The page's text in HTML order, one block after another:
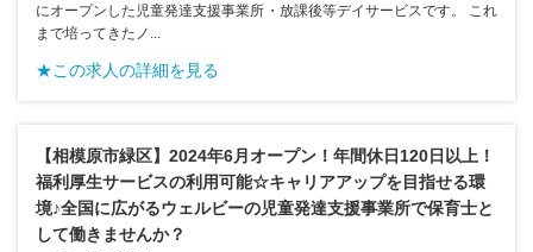
にオープンした児童発達支援事業所・放課後等デイサービスです。 これ
まで培ってきたノ...
★この求人の詳細を見る
【相模原市緑区】2024年6月オープン！年間休日120日以上！
福利厚生サービスの利用可能☆キャリアアップを目指せる環
境♪全国に広がるウェルビーの児童発達支援事業所で保育士と
して働きませんか？